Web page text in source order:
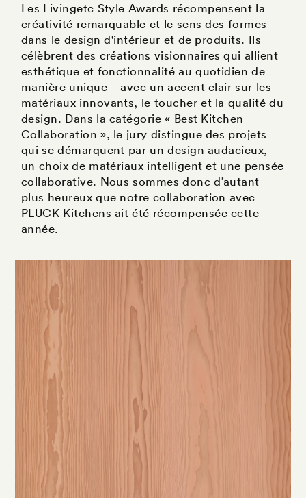
Les Livingetc Style Awards récompensent la
créativité remarquable et le sens des formes
dans le design d'intérieur et de produits. Ils
célèbrent des créations visionnaires qui allient
esthétique et fonctionnalité au quotidien de
manière unique – avec un accent clair sur les
matériaux innovants, le toucher et la qualité du
design. Dans la catégorie « Best Kitchen
Collaboration », le jury distingue des projets
qui se démarquent par un design audacieux,
un choix de matériaux intelligent et une pensée
collaborative. Nous sommes donc d’autant
plus heureux que notre collaboration avec
PLUCK Kitchens ait été récompensée cette
année.